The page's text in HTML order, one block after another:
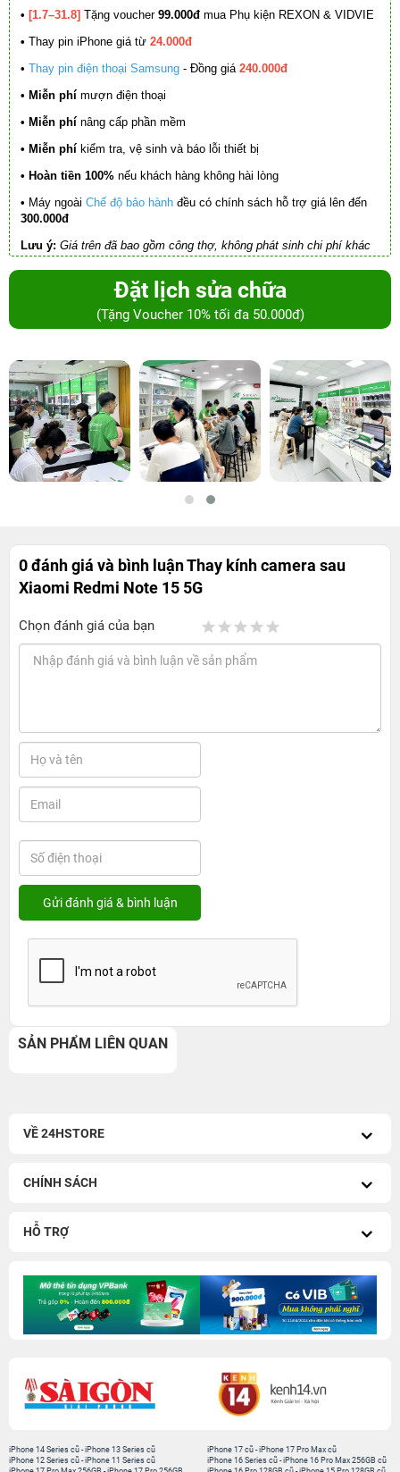
• [1.7–31.8] Tặng voucher 99.000đ mua Phụ kiện REXON & VIDVIE
• Thay pin iPhone giá từ 24.000đ
• Thay pin điện thoại Samsung - Đồng giá 240.000đ
• Miễn phí mượn điện thoại
• Miễn phí nâng cấp phần mềm
• Miễn phí kiểm tra, vệ sinh và báo lỗi thiết bị
• Hoàn tiền 100% nếu khách hàng không hài lòng
• Máy ngoài Chế độ bảo hành đều có chính sách hỗ trợ giá lên đến
300.000đ
Lưu ý: Giá trên đã bao gồm công thợ, không phát sinh chi phí khác
Đặt lịch sửa chữa
(Tặng Voucher 10% tối đa 50.000đ)
0 đánh giá và bình luậnThay kính camera sau
Xiaomi Redmi Note 15 5G
Chọn đánh giá của bạn
SẢN PHẨM LIÊN QUAN
VỀ 24HSTORE
CHÍNH SÁCH
HỖ TRỢ
iPhone 14 Series cũ -iPhone 13 Series cũ
iPhone 12 Series cũ -iPhone 11 Series cũ
iPhone 17 cũ-iPhone 17 Pro Max cũ
iPhone 16 Series cũ- iPhone 16 Pro Max 256GB cũ